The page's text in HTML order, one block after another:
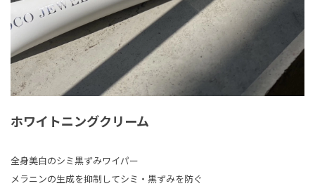
ホワイトニングクリーム
全身美白のシミ黒ずみワイパー
メラニンの生成を抑制してシミ・黒ずみを防ぐ